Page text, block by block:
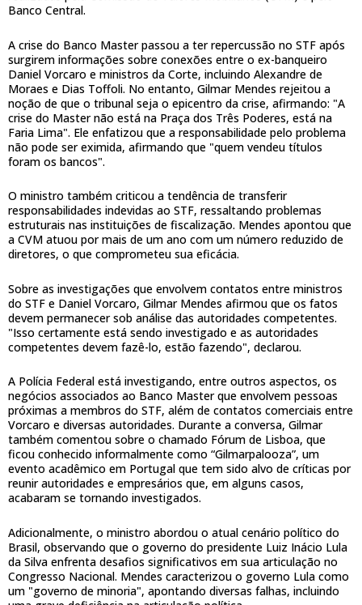
Banco Central.
A crise do Banco Master passou a ter repercussão no STF após
surgirem informações sobre conexões entre o ex-banqueiro
Daniel Vorcaro e ministros da Corte, incluindo Alexandre de
Moraes e Dias Toffoli. No entanto, Gilmar Mendes rejeitou a
noção de que o tribunal seja o epicentro da crise, afirmando: "A
crise do Master não está na Praça dos Três Poderes, está na
Faria Lima". Ele enfatizou que a responsabilidade pelo problema
não pode ser eximida, afirmando que "quem vendeu títulos
foram os bancos".
O ministro também criticou a tendência de transferir
responsabilidades indevidas ao STF, ressaltando problemas
estruturais nas instituições de fiscalização. Mendes apontou que
a CVM atuou por mais de um ano com um número reduzido de
diretores, o que comprometeu sua eficácia.
Sobre as investigações que envolvem contatos entre ministros
do STF e Daniel Vorcaro, Gilmar Mendes afirmou que os fatos
devem permanecer sob análise das autoridades competentes.
"Isso certamente está sendo investigado e as autoridades
competentes devem fazê-lo, estão fazendo", declarou.
A Polícia Federal está investigando, entre outros aspectos, os
negócios associados ao Banco Master que envolvem pessoas
próximas a membros do STF, além de contatos comerciais entre
Vorcaro e diversas autoridades. Durante a conversa, Gilmar
também comentou sobre o chamado Fórum de Lisboa, que
ficou conhecido informalmente como “Gilmarpalooza”, um
evento acadêmico em Portugal que tem sido alvo de críticas por
reunir autoridades e empresários que, em alguns casos,
acabaram se tornando investigados.
Adicionalmente, o ministro abordou o atual cenário político do
Brasil, observando que o governo do presidente Luiz Inácio Lula
da Silva enfrenta desafios significativos em sua articulação no
Congresso Nacional. Mendes caracterizou o governo Lula como
um "governo de minoria", apontando diversas falhas, incluindo